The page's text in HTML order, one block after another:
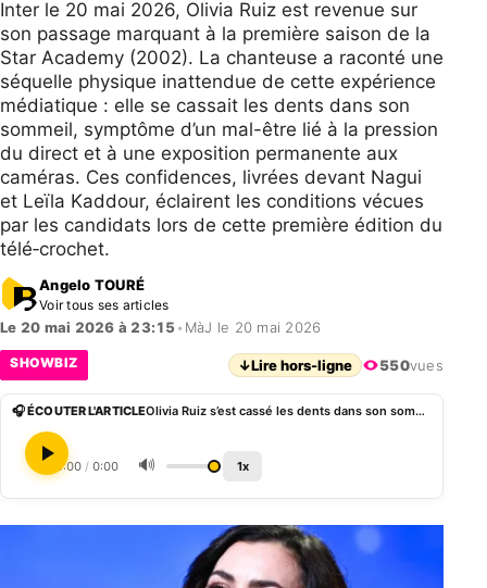
Inter le 20 mai 2026, Olivia Ruiz est revenue sur
son passage marquant à la première saison de la
Star Academy (2002). La chanteuse a raconté une
séquelle physique inattendue de cette expérience
médiatique : elle se cassait les dents dans son
sommeil, symptôme d’un mal-être lié à la pression
du direct et à une exposition permanente aux
caméras. Ces confidences, livrées devant Nagui
et Leïla Kaddour, éclairent les conditions vécues
par les candidats lors de cette première édition du
télé‑crochet.
Angelo TOURÉ
Voir tous ses articles
Le 20 mai 2026 à 23:15 • MàJ le 20 mai 2026
SHOWBIZ ↓Lire hors-ligne 550vues
🎧 ÉCOUTER L'ARTICLE Olivia Ruiz s’est cassé les dents dans son sommeil après sa participation à la Star Academy
0:00 / 0:00 🔊 1x